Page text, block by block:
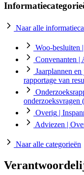
Naar alle
Woo-besluiten
Convenanten |
Jaarplannen en
rapportage van
onderzoeksvragen
Overig |
Adviezen |
Naar alle categorieën